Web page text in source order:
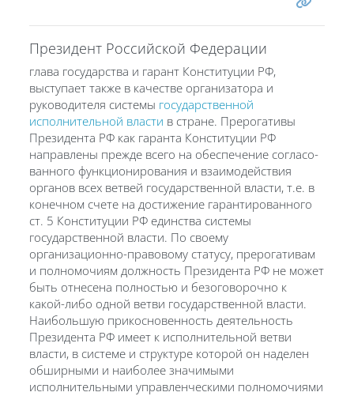
Президент Российской Федерации
глава государства и гарант Конституции РФ,
выступает также в качестве организатора и
руководителя системы государственной
исполнительной власти в стране. Прерогативы
Президента РФ как гаранта Конституции РФ
направлены прежде всего на обеспечение согласо-
ванного функционирования и взаимодействия
органов всех ветвей государственной власти, т.е. в
конечном счете на достижение гарантированного
ст. 5 Конституции РФ единства системы
государственной власти. По своему
организационно-правовому статусу, прерогативам
и полномочиям должность Президента РФ не может
быть отнесена полностью и безоговорочно к
какой-либо одной ветви государственной власти.
Наибольшую прикосновенность деятельность
Президента РФ имеет к исполнительной ветви
власти, в системе и структуре которой он наделен
обширными и наиболее значимыми
исполнительными управленческими полномочиями